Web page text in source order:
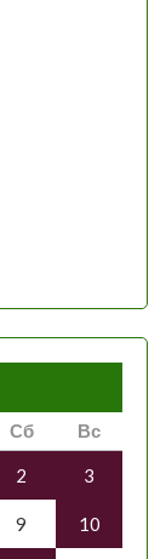
Сб Вс
2 3
9 10